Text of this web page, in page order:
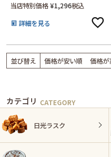
カテゴリ
日光ラスク
当店特別価格 ¥1,296税込
詳細を見る
並び替え 価格が安い順 価格